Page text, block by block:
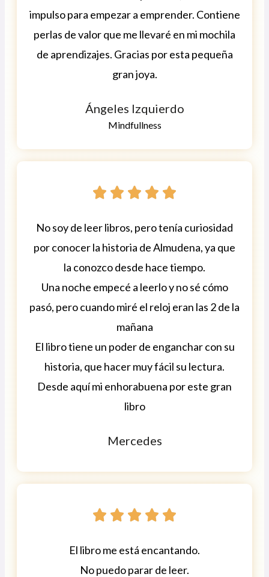
impulso para empezar a emprender. Contiene
perlas de valor que me llevaré en mi mochila
de aprendizajes. Gracias por esta pequeña
gran joya.
Ángeles Izquierdo
Mindfullness
    
No soy de leer libros, pero tenía curiosidad
por conocer la historia de Almudena, ya que
la conozco desde hace tiempo.
Una noche empecé a leerlo y no sé cómo
pasó, pero cuando miré el reloj eran las 2 de la
mañana
El libro tiene un poder de enganchar con su
historia, que hacer muy fácil su lectura.
Desde aquí mi enhorabuena por este gran
libro
Mercedes
    
El libro me está encantando.
No puedo parar de leer.